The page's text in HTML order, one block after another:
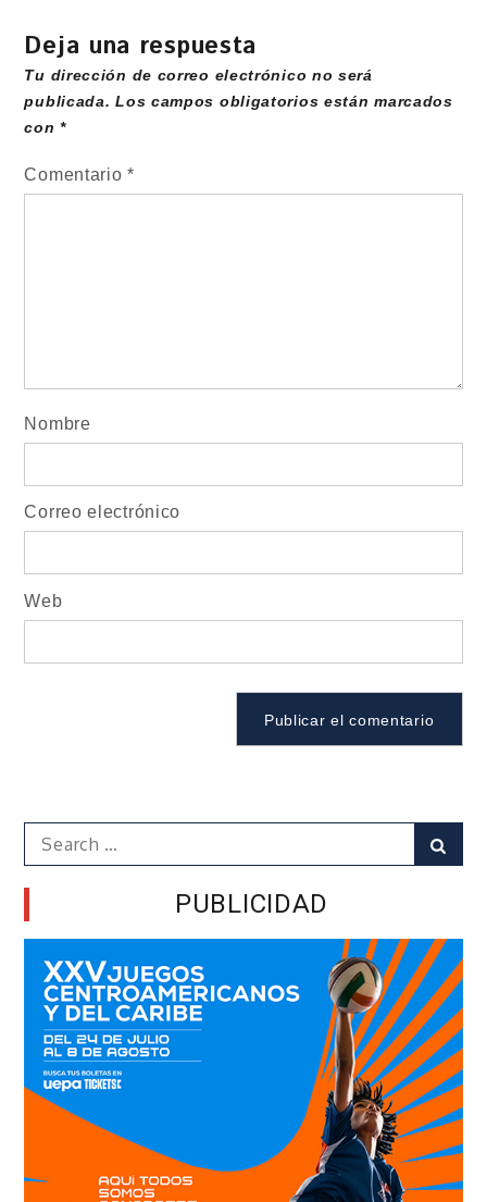
Deja una respuesta
Tu dirección de correo electrónico no será
publicada. Los campos obligatorios están marcados
con*
Comentario*
Nombre
Correo electrónico
Web
Search
for:
PUBLICIDAD